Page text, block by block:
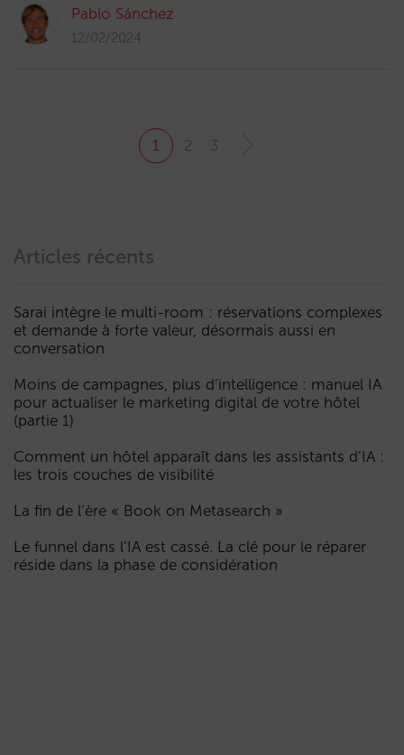
Pablo Sánchez
12/02/2024
1 2 3
Articles récents
Sarai intègre le multi-room : réservations complexes
et demande à forte valeur, désormais aussi en
conversation
Moins de campagnes, plus d’intelligence : manuel IA
pour actualiser le marketing digital de votre hôtel
(partie 1)
Comment un hôtel apparaît dans les assistants d’IA :
les trois couches de visibilité
La fin de l’ère « Book on Metasearch »
Le funnel dans l’IA est cassé. La clé pour le réparer
réside dans la phase de considération